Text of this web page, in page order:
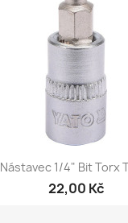
Nástavec 1/4" Bit Torx
22,00 Kč